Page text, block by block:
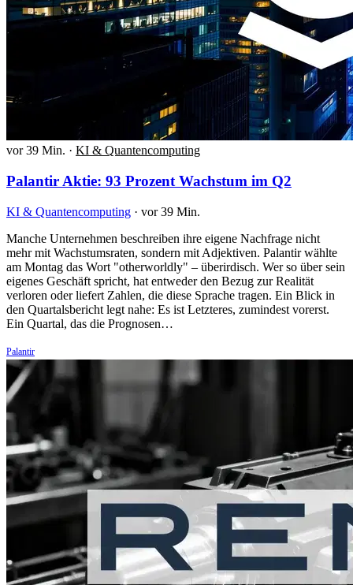
vor 39 Min. · KI & Quantencomputing
Palantir Aktie: 93 Prozent Wachstum im Q2
KI & Quantencomputing · vor 39 Min.
Manche Unternehmen beschreiben ihre eigene Nachfrage nicht
mehr mit Wachstumsraten, sondern mit Adjektiven. Palantir wählte
am Montag das Wort "otherworldly" – überirdisch. Wer so über sein
eigenes Geschäft spricht, hat entweder den Bezug zur Realität
verloren oder liefert Zahlen, die diese Sprache tragen. Ein Blick in
den Quartalsbericht legt nahe: Es ist Letzteres, zumindest vorerst.
Ein Quartal, das die Prognosen…
Palantir